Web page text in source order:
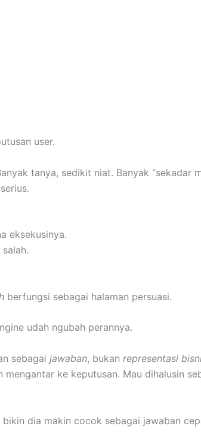
user.
tanya, sedikit niat. Banyak “sekadar
eksekusinya.
berfungsi sebagai halaman persuasi.
udah ngubah perannya.
sebagai jawaban, bukan representasi
mengantar ke keputusan. Mau dihalusin
dia makin cocok sebagai jawaban